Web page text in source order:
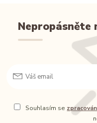
Nepropásněte
Souhlasím se